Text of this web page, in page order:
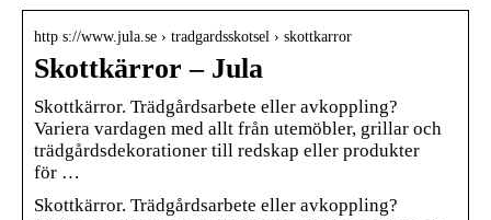
http s://www.jula.se › tradgardsskotsel › skottkarror
Skottkärror – Jula
Skottkärror. Trädgårdsarbete eller avkoppling?
Variera vardagen med allt från utemöbler, grillar och
trädgårdsdekorationer till redskap eller produkter
för …
Skottkärror. Trädgårdsarbete eller avkoppling?